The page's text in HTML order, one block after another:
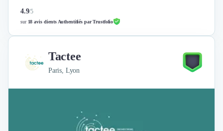
4.9/5
sur 18 avis clients Authentifiés par Trustfolio
Tactee
Paris, Lyon